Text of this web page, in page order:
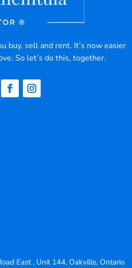
buy, sell and rent. It’s now easier
So let’s do this, together.
East , Unit 144, Oakville, Ontario